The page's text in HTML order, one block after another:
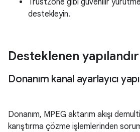
TrustZone gibi güvenilir
destekleyin.
Desteklenen
Donanım kanal ayarlayıcı
Donanım, MPEG aktarım akışı
karıştırma çözme işlemlerinden